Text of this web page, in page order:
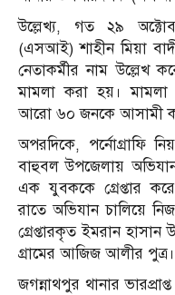
উল্লেখ্য, গত ২৯
(এসআই) শাহীন মিয়া
নেতাকর্মীর নাম উল্লেখ
মামলা করা হয়।
আরো ৬০ জনকে আসামী
অপরদিকে, পর্নোগ্রাফি
বাহুবল উপজেলায়
এক যুবককে গ্রেপ্তার
রাতে অভিযান চালিয়ে
গ্রেপ্তারকৃত ইমরান
গ্রামের আজিজ আলীর পুত্র।
জগন্নাথপুর থানার